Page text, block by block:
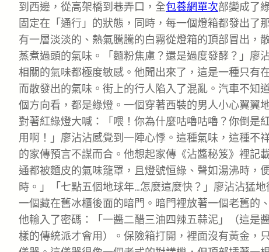
到西邊，從高架橋到巷弄口，全包養網單次部變成了
固定在「通行」的狀態，同時，每一個燈箱都發出了
有一層淡淡的、熱氣騰騰的白霧從燈箱的頂部冒出，
蒸煮過頭的氣味。「麵粉焦慮？還是過度發酵？」廖
相關的氣味都極度敏感。他聞出來了，這是一種只有
而散發出的氣味。街上的行人陷入了混亂。汽車不知
個方向看，都是綠燈。一個穿著西裝的男人小心翼翼
對著紅綠燈大喊：「喂！你為什麼咕嚕咕嚕？你倒是
用啊！」廖沾沾感覺到一陣心悸。這種氣味，這種不
的家傳預言不謀而合。他想起家傳《沾醬秘笈》裡記
通都被麵皮的氣味籠罩，且燈號恒綠、聲如湯沸時，
時。」「七點五個地球年…怎麼這麼快？」廖沾沾猛
一個藏在舊冰櫃後面的暗門。暗門裡放著一個老舊的
他輸入了密碼：「一醬二醋三油四辣五蒜泥」（這是
樣的傳統派才會用）。保險箱打開，裡面沒有黃金，